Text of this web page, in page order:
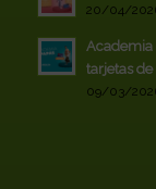
20/04/
Academia
tarjetas
09/03/